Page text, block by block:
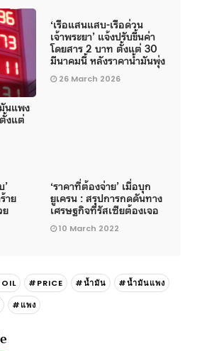
นแพง
งแต่
‘เรือแสนแสบ-เรือด่วน
เจ้าพระยา’ แจ้งปรับขึ้นค่า
โดยสาร 2 บาท ตั้งแต่ 30
มีนาคมนี้ หลังราคาน้ำมันพุ่ง
26 March 2026
’
าย
ย
‘ราคาที่ต้องจ่าย’ เมื่อบุก
ยูเครน : สรุปการกดดันทาง
เศรษฐกิจที่รัสเซียต้องเจอ
10 March 2022
#PRICE #น้ำมัน
#น้ำมันแพง
#แพง